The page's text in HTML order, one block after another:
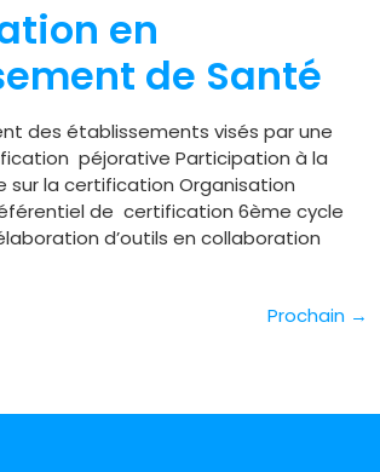
en
de Santé
des établissements visés par une
péjorative Participation à la
sur la certification Organisation
de certification 6ème cycle
d’outils en collaboration
Prochain →